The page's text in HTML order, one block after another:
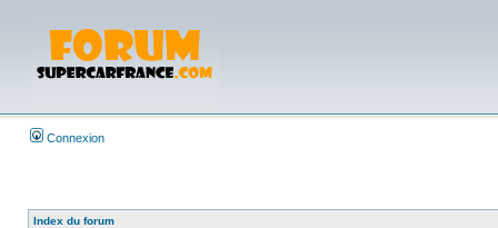
Connexion
Index du forum